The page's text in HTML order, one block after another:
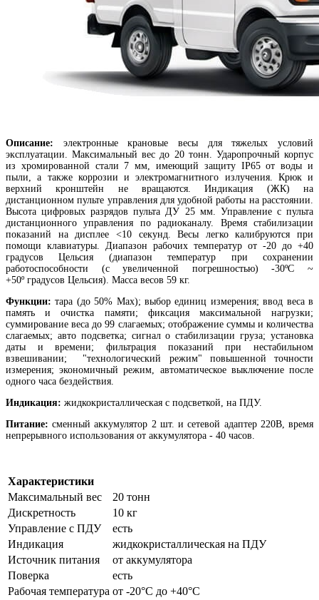
Описание: электронные крановые весы для тяжелых условий
эксплуатации. Максимальный вес до 20 тонн. Ударопрочный корпус
из хромированной стали 7 мм, имеющий защиту IP65 от воды и
пыли, а также коррозии и электромагнитного излучения. Крюк и
верхний кронштейн не вращаются. Индикация (ЖК) на
дистанционном пульте управления для удобной работы на расстоянии.
Высота цифровых разрядов пульта ДУ 25 мм. Управление с пульта
дистанционного управления по радиоканалу. Время стабилизации
показаний на дисплее <10 секунд.
Весы легко калибруются при
помощи клавиатуры. Диапазон рабочих температур от -20 до +40
градусов Цельсия (диапазон температур при сохранении
работоспособности (с увеличенной погрешностью) -30ºС ~
+50º градусов Цельсия). Масса весов 59 кг.
Функции:тара (до 50% Мах); выбор единиц измерения; ввод веса в
память и очистка памяти; фиксация максимальной нагрузки;
суммирование веса до 99 слагаемых; отображение суммы и количества
слагаемых; авто подсветка; сигнал о стабилизации груза; установка
даты и времени; фильтрация показаний при нестабильном
взвешивании; "технологический режим" повышенной точности
измерения; экономичный режим, автоматическое выключение после
одного часа бездействия.
Индикация: жидкокристаллическая с подсветкой, на ПДУ.
Питание: сменный аккумулятор 2 шт. и сетевой адаптер 220В, время
непрерывного использования от аккумулятора - 40 часов.
Характеристики
Максимальный вес
20 тонн
Дискретность
10 кг
Управление с ПДУ
есть
Индикация
жидкокристаллическая на ПДУ
Источник питания
от аккумулятора
Поверка
есть
Рабочая температура от -20°C до +40°C